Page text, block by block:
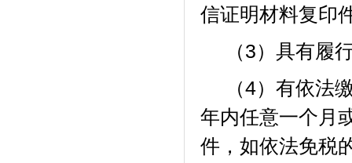
信证明材料复印
（3）具有履
（4）有依法
年内任意一个月
件，如依法免税